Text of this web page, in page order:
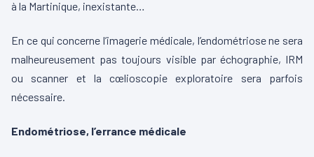
à la Martinique, inexistante…
En ce qui concerne l’imagerie médicale, l’endométriose ne sera
malheureusement pas toujours visible par échographie, IRM
ou scanner et la cœlioscopie exploratoire sera parfois
nécessaire.
Endométriose, l’errance médicale